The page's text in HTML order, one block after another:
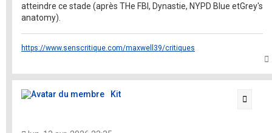
atteindre ce stade (après THe FBI, Dynastie, NYPD Blue etGrey's
anatomy).
https://www.senscritique.com/maxwell39/critiques
Kit